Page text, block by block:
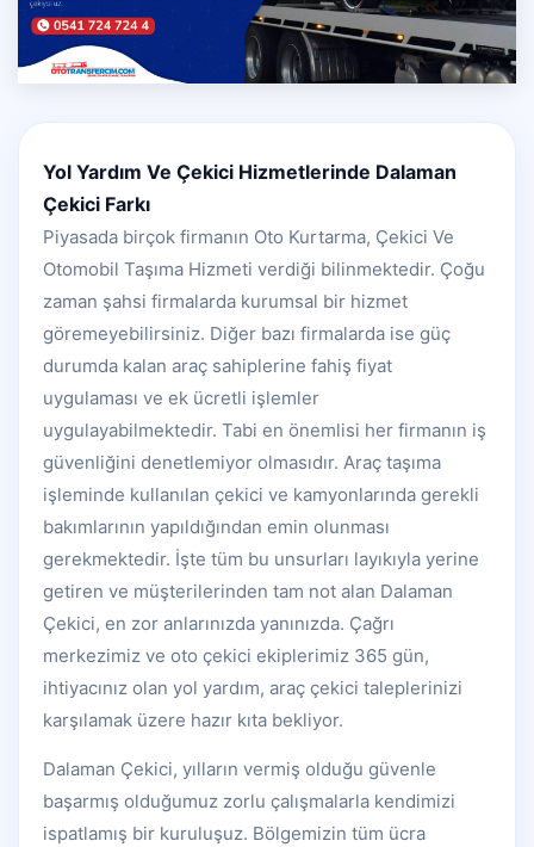
Yol Yardım Ve Çekici Hizmetlerinde Dalaman
Çekici Farkı
Piyasada birçok firmanın Oto Kurtarma, Çekici Ve
Otomobil Taşıma Hizmeti verdiği bilinmektedir. Çoğu
zaman şahsi firmalarda kurumsal bir hizmet
göremeyebilirsiniz. Diğer bazı firmalarda ise güç
durumda kalan araç sahiplerine fahiş fiyat
uygulaması ve ek ücretli işlemler
uygulayabilmektedir. Tabi en önemlisi her firmanın iş
güvenliğini denetlemiyor olmasıdır. Araç taşıma
işleminde kullanılan çekici ve kamyonlarında gerekli
bakımlarının yapıldığından emin olunması
gerekmektedir. İşte tüm bu unsurları layıkıyla yerine
getiren ve müşterilerinden tam not alan Dalaman
Çekici, en zor anlarınızda yanınızda. Çağrı
merkezimiz ve oto çekici ekiplerimiz 365 gün,
ihtiyacınız olan yol yardım, araç çekici taleplerinizi
karşılamak üzere hazır kıta bekliyor.
Dalaman Çekici, yılların vermiş olduğu güvenle
başarmış olduğumuz zorlu çalışmalarla kendimizi
ispatlamış bir kuruluşuz. Bölgemizin tüm ücra